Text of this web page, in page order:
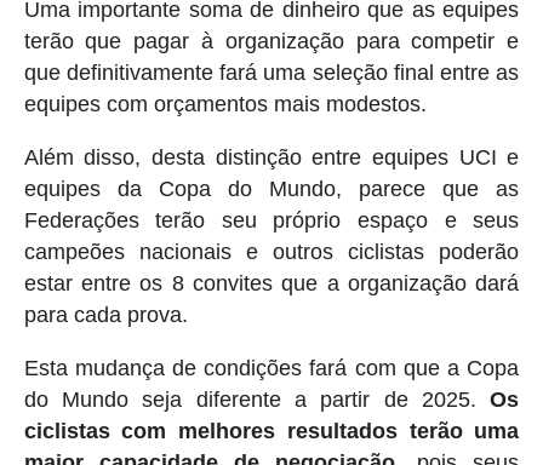
Uma importante soma de dinheiro que as equipes
terão que pagar à organização para competir e
que definitivamente fará uma seleção final entre as
equipes com orçamentos mais modestos.
Além disso, desta distinção entre equipes UCI e
equipes da Copa do Mundo, parece que as
Federações terão seu próprio espaço e seus
campeões nacionais e outros ciclistas poderão
estar entre os 8 convites que a organização dará
para cada prova.
Esta mudança de condições fará com que a Copa
do Mundo seja diferente a partir de 2025.Os
ciclistas com melhores resultados terão uma